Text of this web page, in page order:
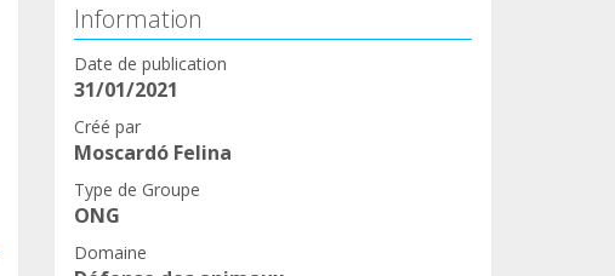
Information
Date de publication
31/01/2021
Créé par
Moscardó Felina
Type de Groupe
ONG
Domaine